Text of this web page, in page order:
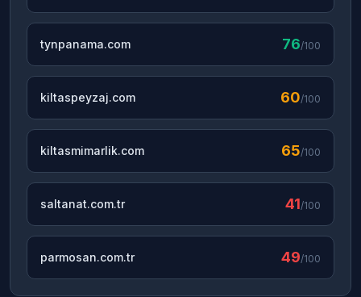
tynpanama.com 76/100
kiltaspeyzaj.com 60/100
kiltasmimarlik.com 65/100
saltanat.com.tr 41/100
parmosan.com.tr 49/100